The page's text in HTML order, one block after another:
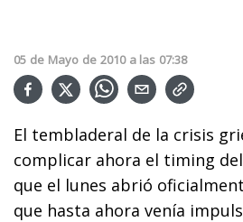
05 de Mayo de 2010 a las 07:38
El tembladeral de la crisis
complicar ahora el timing
que el lunes abrió
que hasta ahora venía